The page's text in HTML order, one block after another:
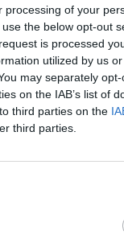
processing of your
the below opt-out
is processed
utilized by us
may separately
on the IAB’s list of
third parties on the
third parties.
Elle
pour
ATR
et
Ce
ATR